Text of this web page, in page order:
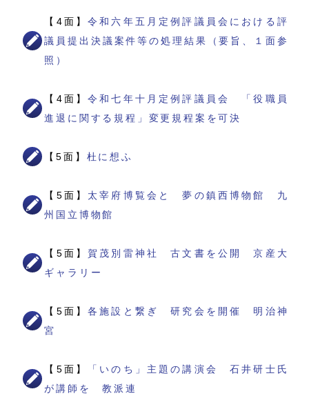
【4面】令和六年五月定例評議員会における評
議員提出決議案件等の処理結果（要旨、１面参
照）
【4面】令和七年十月定例評議員会 「役職員
進退に関する規程」変更規程案を可決
【5面】 杜に想ふ
【5面】 太宰府博覧会と 夢の鎮西博物館 九
州国立博物館
【5面】賀茂別雷神社 古文書を公開 京産大
ギャラリー
【5面】各施設と繋ぎ 研究会を開催 明治神
宮
【5面】
「いのち」主題の講演会 石井研士氏
が講師を 教派連